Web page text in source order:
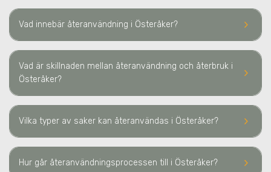
keyboard_arrow_right
Vad innebär återanvändning i Österåker?
keyboard_arrow_right
Vad är skillnaden mellan återanvändning och återbruk i
Österåker?
keyboard_arrow_right
Vilka typer av saker kan återanvändas i Österåker?
keyboard_arrow_right
Hur går återanvändningsprocessen till i Österåker?